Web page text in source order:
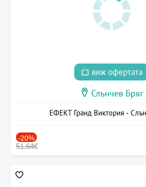
виж офертата
Слънчев Бряг
ЕФЕКТ Гранд Виктория -
-20%
51.64€